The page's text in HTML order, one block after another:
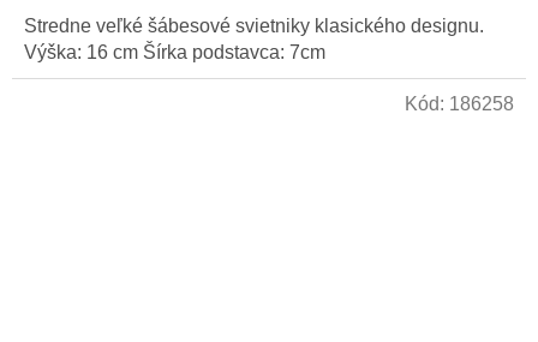
Stredne veľké šábesové svietniky klasického designu.
Výška: 16 cm Šírka podstavca: 7cm
Kód: 186258